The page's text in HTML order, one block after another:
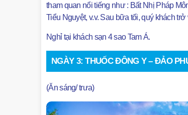
tham quan nổi tiếng như : Bất Nhị Pháp
Tiểu Nguyệt, v.v. Sau bữa tối, quý khách
Nghỉ tại khách sạn 4 sao Tam Á.
NGÀY 3: THUỐC ĐÔNG Y – ĐẢO
(Ăn sáng/ trưa)